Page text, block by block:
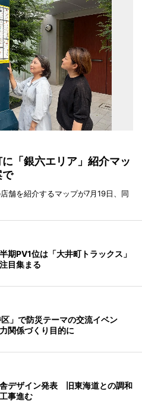
「銀六エリア」紹介マッ
舗を紹介するマップが7月19日、同
期PV1位は「大井町トラックス」
目集まる
」で防災テーマの交流イベン
関係づくり目的に
デザイン発表 旧東海道との調和
事進む